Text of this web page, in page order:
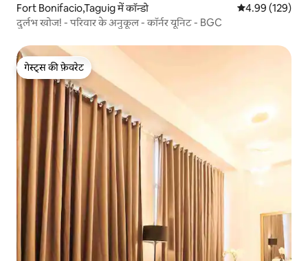
Fort Bonifacio,Taguig में कॉन्डो औसत रेटिंग 5 में से
4.99 (129)
दुर्लभ खोज! - परिवार के अनुकूल - कॉर्नर यूनिट - BGC
गेस्ट्स की फ़ेवरेट
गेस्ट्स की फ़ेवरेट